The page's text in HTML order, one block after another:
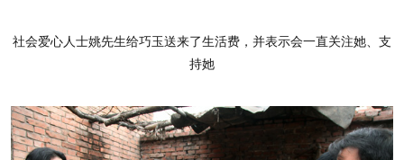
社会爱心人士姚先生给巧玉送来了生活费，并表示会一直关注她、支
持她